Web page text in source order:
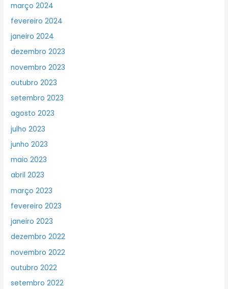
março 2024
fevereiro 2024
janeiro 2024
dezembro 2023
novembro 2023
outubro 2023
setembro 2023
agosto 2023
julho 2023
junho 2023
maio 2023
abril 2023
março 2023
fevereiro 2023
janeiro 2023
dezembro 2022
novembro 2022
outubro 2022
setembro 2022